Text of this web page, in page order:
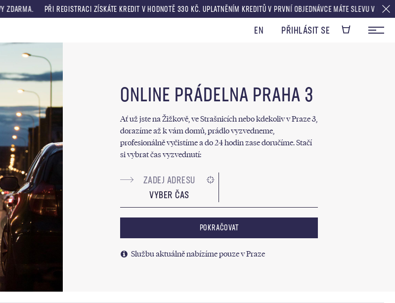
PŘI REGISTRACI ZÍSKÁTE KREDIT V HODNOTĚ 330 KČ. UPLATNĚNÍM KREDITŮ V PRVNÍ OBJEDNÁVCE MÁTE SLEVU V HODNOTĚ DOPRAVY
EN PŘIHLÁSIT SE
ONLINE PRÁDELNA PRAHA 3
Ať už jste na Žižkově, ve Strašnicích nebo kdekoliv v Praze 3,
dorazíme až k vám domů, prádlo vyzvedneme,
profesionálně vyčistíme a do 24 hodin zase doručíme. Stačí
si vybrat čas vyzvednutí:
VYBER ČAS
POKRAČOVAT
Službu aktuálně nabízíme pouze v Praze